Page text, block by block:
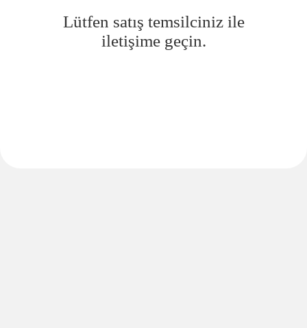
Lütfen satış temsilciniz ile
iletişime geçin.